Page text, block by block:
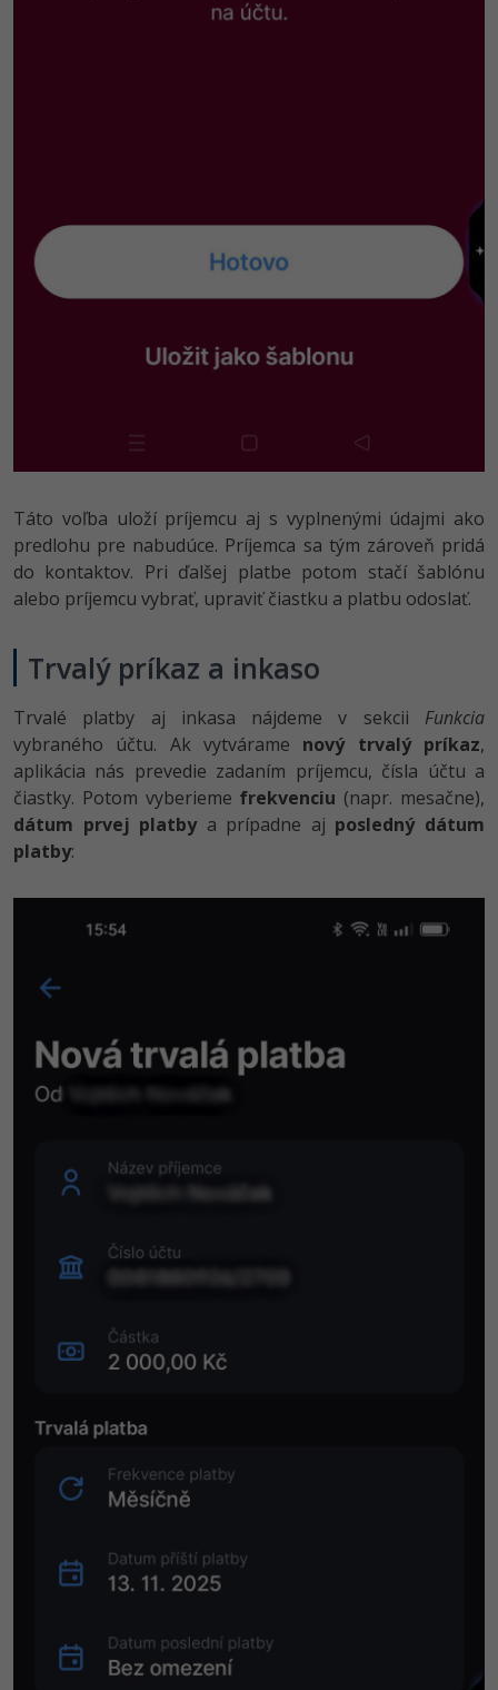
Táto voľba uloží príjemcu aj s vyplnenými údajmi ako
predlohu pre nabudúce. Príjemca sa tým zároveň pridá
do kontaktov. Pri ďalšej platbe potom stačí šablónu
alebo príjemcu vybrať, upraviť čiastku a platbu odoslať.
Trvalý príkaz a inkaso
Trvalé platby aj inkasa nájdeme v sekcii Funkcia
vybraného účtu. Ak vytvárame nový trvalý príkaz,
aplikácia nás prevedie zadaním príjemcu, čísla účtu a
čiastky. Potom vyberieme frekvenciu (napr. mesačne),
dátum prvej platbya prípadne aj posledný dátum
platby: